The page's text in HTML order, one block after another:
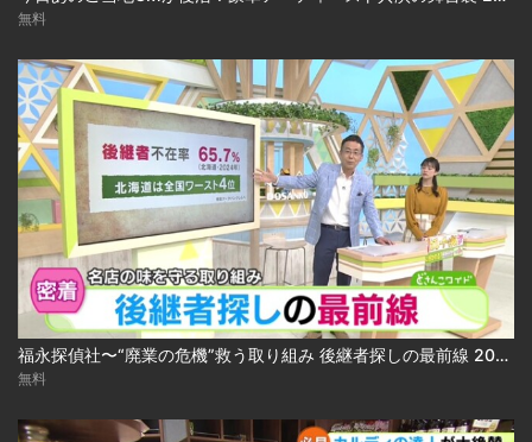
無料
福永探偵社〜“廃業の危機”救う取り組み 後継者探しの最前線 2025-04-15
無料